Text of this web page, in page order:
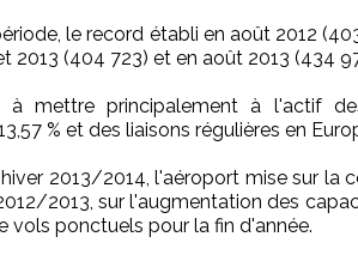
le record établi en août 2012
2013 (404 723) et en août 2013 (434
à mettre principalement à l'actif
% et des liaisons régulières en
2013/2014, l'aéroport mise sur la
2013, sur l'augmentation des
vols ponctuels pour la fin d'année.